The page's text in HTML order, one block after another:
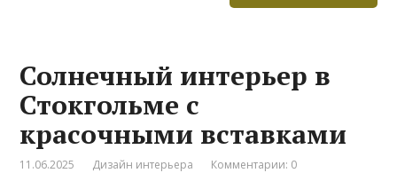
Солнечный интерьер в
Стокгольме с
красочными вставками
11.06.2025 Дизайн интерьера Комментарии: 0